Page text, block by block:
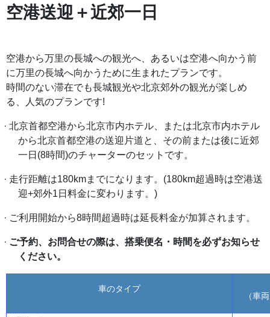
空港送迎＋近郊一日
空港から万里の長城への観光へ、あるいは空港へ向かう前
に万里の長城へ向かうために生まれたプランです。
時間のない滞在でも長城観光や北京郊外の観光が楽しめ
る、人気のプランです!
· 北京首都空港から北京市内ホテル、または北京市内ホテル
から北京首都空港の送迎片道と、その前または後に近郊
一日 (8時間)のチャーターのセットです。
· 走行距離は180kmまでになります。(180km超過時は空港送
迎+郊外1日料金に変わります。)
· ご利用開始から8時間超過時は延長料金が加算されます。
· ご予約、お問合せの際は、搭乗便名・時間を必ずお知らせ
ください。
車のタイプ
（車両